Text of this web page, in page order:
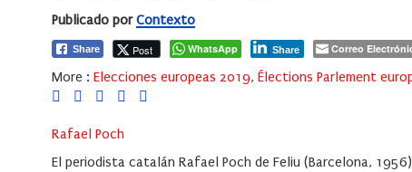
Publicado porContexto
Share Post WhatsApp Share Correo
More : Elecciones europeas 2019, Élections Parlement
Rafael Poch
El periodista catalán Rafael Poch de Feliu (Barcelona,